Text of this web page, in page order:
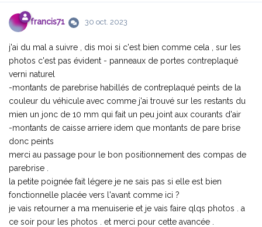
francis71 30 oct. 2023
j'ai du mal a suivre , dis moi si c'est bien comme cela , sur les
photos c'est pas évident - panneaux de portes contreplaqué
verni naturel
-montants de parebrise habillés de contreplaqué peints de la
couleur du véhicule avec comme j'ai trouvé sur les restants du
mien un jonc de 10 mm qui fait un peu joint aux courants d'air
-montants de caisse arriere idem que montants de pare brise
donc peints
merci au passage pour le bon positionnement des compas de
parebrise .
la petite poignée fait légere je ne sais pas si elle est bien
fonctionnelle placée vers l'avant comme ici ?
je vais retourner a ma menuiserie et je vais faire qlqs photos . a
ce soir pour les photos . et merci pour cette avancée .